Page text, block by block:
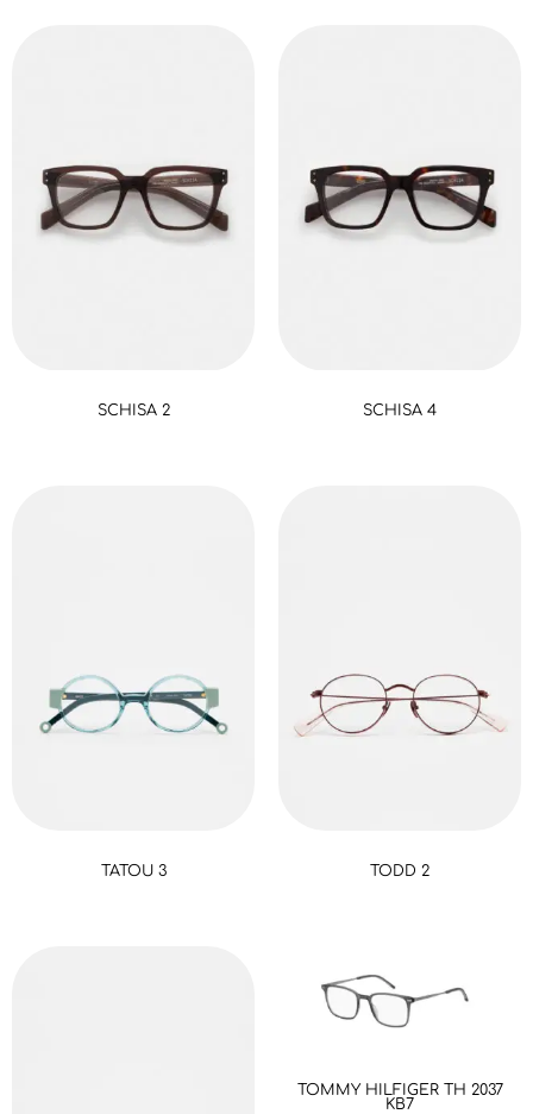
SCHISA 2 SCHISA 4
TATOU 3 TODD 2
TOMMY HILFIGER TH 2037
KB7